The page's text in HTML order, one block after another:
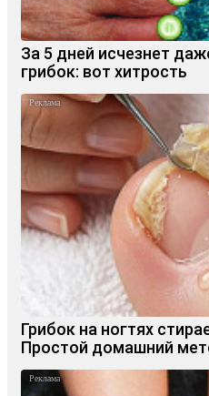
За 5 дней исчезнет
грибок: вот хитрость
Грибок на ногтях
Простой домашний